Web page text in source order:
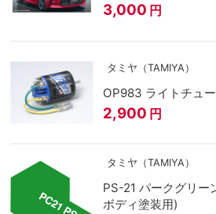
3,000 円
タミヤ（TAMIYA）
OP983 ライトチュ
2,900 円
タミヤ（TAMIYA）
PS-21 パークグリー
ボディ塗装用)